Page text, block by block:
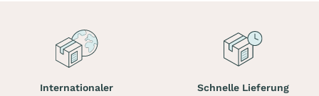
Internationaler
Schnelle Lieferung